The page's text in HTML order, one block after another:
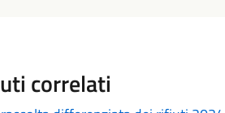
correlati